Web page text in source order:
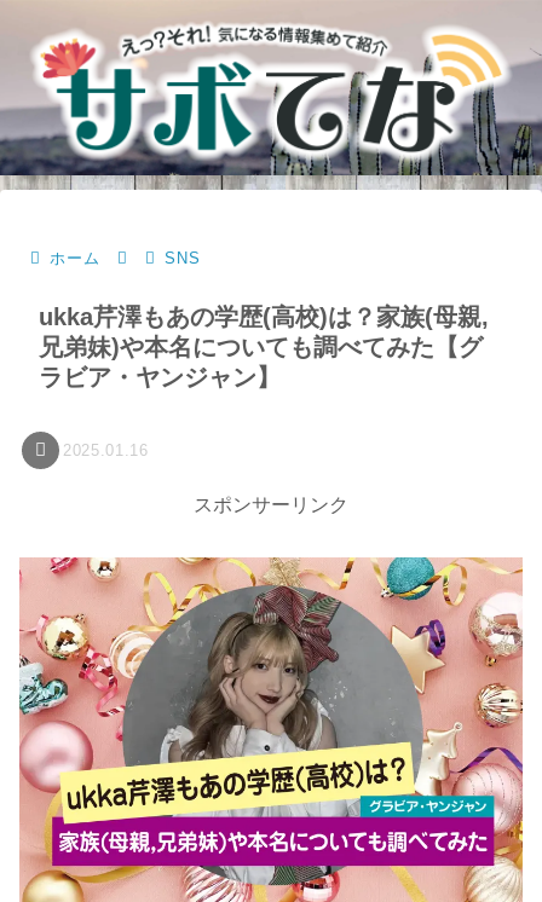
ホーム SNS
ukka芹澤もあの学歴(高校)は？家族(母親,
兄弟妹)や本名についても調べてみた【グ
ラビア・ヤンジャン】
2025.01.16
スポンサーリンク